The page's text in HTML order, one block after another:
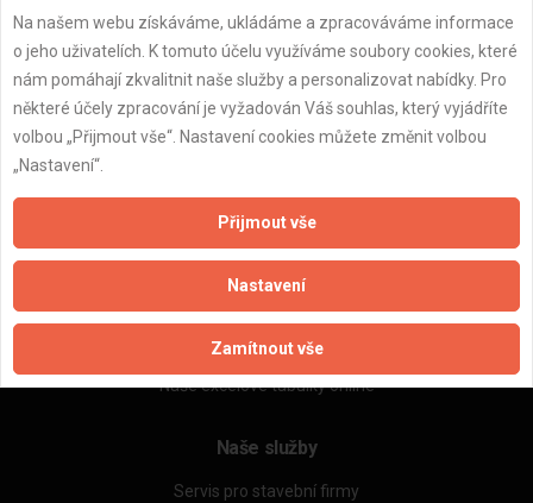
Aktualizováno z portálu ARES dne 30.12.2023 20:30:09
Naše firmy a řemeslníci
Obchodní podmínky (rozpočtování)
Reference
Naše excelové tabulky online
Naše služby
Servis pro stavební firmy
Na našem webu získáváme, ukládáme a zpracováváme informace
o jeho uživatelích. K tomuto účelu využíváme soubory cookies, které
nám pomáhají zkvalitnit naše služby a personalizovat nabídky. Pro
některé účely zpracování je vyžadován Váš souhlas, který vyjádříte
volbou „Přijmout vše“. Nastavení cookies můžete změnit volbou
„Nastavení“.
Přijmout vše
Nastavení
Zamítnout vše